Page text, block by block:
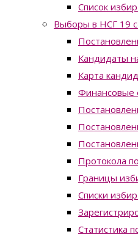
Список
Выборы в НСГ 19
Кандидаты
Карта
Финансовые
Протокола
Границы
Списки
Статистика